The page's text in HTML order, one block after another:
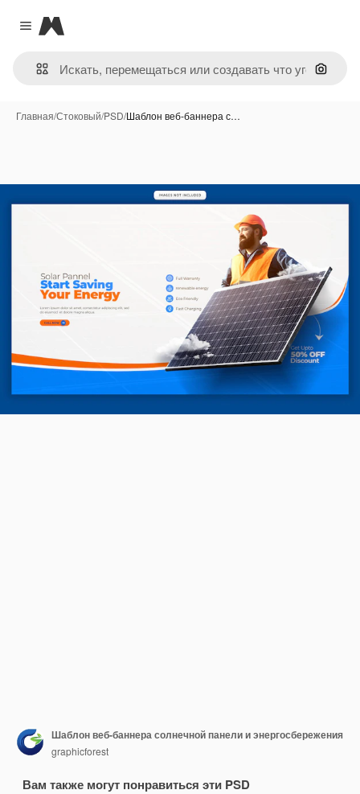
Close menu
Magnific
Поиск
Главная/Стоковый/PSD/Шаблон веб-баннера с…
Шаблон веб-баннера солнечной панели и энергосбережения
graphicforest
Вам также могут понравиться эти PSD